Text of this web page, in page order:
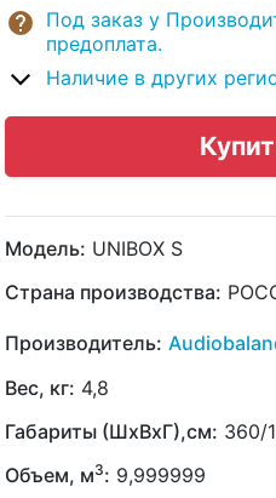
Под заказ у
предоплата.
Наличие в других
Модель: UNIBOX S
Страна производства:
Производитель:
Вес, кг: 4,8
Габариты (ШхВхГ),см: 360/
Объем, м3: 9,999999